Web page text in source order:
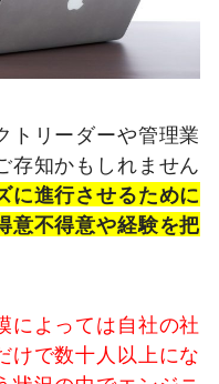
トリーダーや管理業
存知かもしれません
に進行させるために
意不得意や経験を把
によっては自社の社
けで数十人以上にな